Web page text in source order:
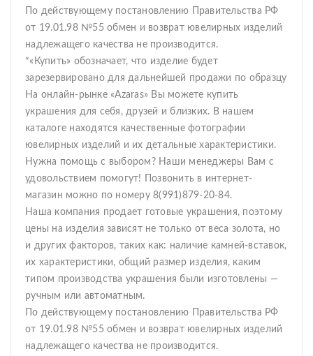
По действующему постановлению Правительства РФ
от 19.01.98 №55 обмен и возврат ювелирных изделий
надлежащего качества не производится.
*«Купить» обозначает, что изделие будет
зарезервировано для дальнейшей продажи по образцу
На онлайн-рынке «Azaras» Вы можете купить
украшения для себя, друзей и близких. В нашем
каталоге находятся качественные фотографии
ювелирных изделий и их детальные характеристики.
Нужна помощь с выбором? Наши менеджеры Вам с
удовольствием помогут! Позвонить в интернет-
магазин можно по номеру 8(991)879-20-84.
Наша компания продает готовые украшения, поэтому
цены на изделия зависят не только от веса золота, но
и других факторов, таких как: наличие камней-вставок,
их характеристики, общий размер изделия, каким
типом производства украшения были изготовлены —
ручным или автоматным.
По действующему постановлению Правительства РФ
от 19.01.98 №55 обмен и возврат ювелирных изделий
надлежащего качества не производится.